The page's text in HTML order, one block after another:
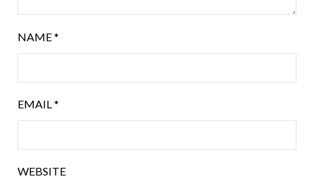
NAME*
EMAIL*
WEBSITE